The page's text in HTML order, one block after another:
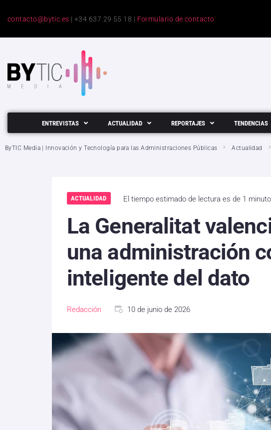
contacto@bytic.es | +34 637 29 55 18 | Formulario de contacto
ENTREVISTAS ACTUALIDAD REPORTAJES TENDENCIAS
ByTIC Media | Innovación y Tecnología para las Administraciones Públicas Actualidad
ACTUALIDAD El tiempo estimado de lectura es de 1 minuto
La Generalitat
una administración
inteligente del dato
Redacción 10 de junio de 2026